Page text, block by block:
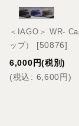
＜IAGO＞ WR-
ップ）
[50876]
6,000 円(税別)
(税込 : 6,600円)